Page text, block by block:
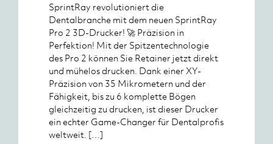
SprintRay revolutioniert die
Dentalbranche mit dem neuen SprintRay
Pro 2 3D-Drucker! 🚀 Präzision in
Perfektion! Mit der Spitzentechnologie
des Pro 2 können Sie Retainer jetzt direkt
und mühelos drucken. Dank einer XY-
Präzision von 35 Mikrometern und der
Fähigkeit, bis zu 6 komplette Bögen
gleichzeitig zu drucken, ist dieser Drucker
ein echter Game-Changer für Dentalprofis
weltweit. […]